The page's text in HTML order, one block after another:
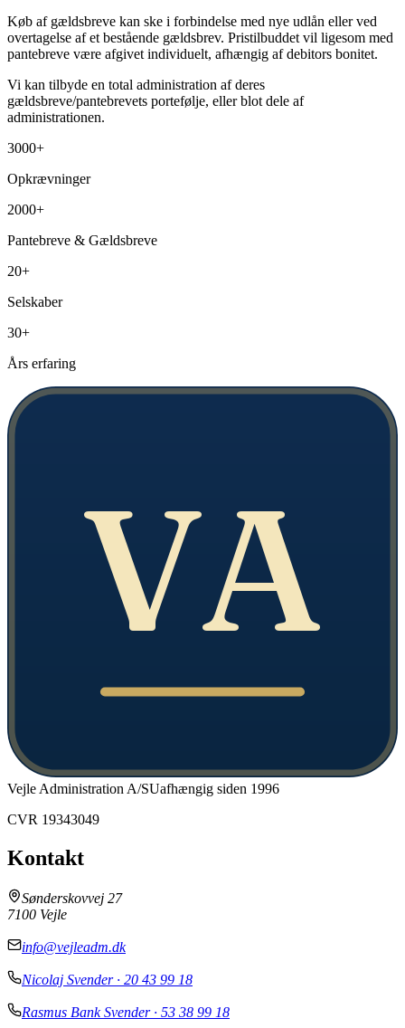
Køb af gældsbreve kan ske i forbindelse med nye udlån eller ved
overtagelse af et bestående gældsbrev. Pristilbuddet vil ligesom med
pantebreve være afgivet individuelt, afhængig af debitors bonitet.
Vi kan tilbyde en total administration af deres
gældsbreve/pantebrevets portefølje, eller blot dele af
administrationen.
3000+
Opkrævninger
2000+
Pantebreve & Gældsbreve
20+
Selskaber
30+
Års erfaring
VA
Vejle Administration A/SUafhængig siden 1996
CVR 19343049
Kontakt
Sønderskovvej 27
7100 Vejle
info@vejleadm.dk
Nicolaj Svender· 20 43 99 18
Rasmus Bank Svender· 53 38 99 18